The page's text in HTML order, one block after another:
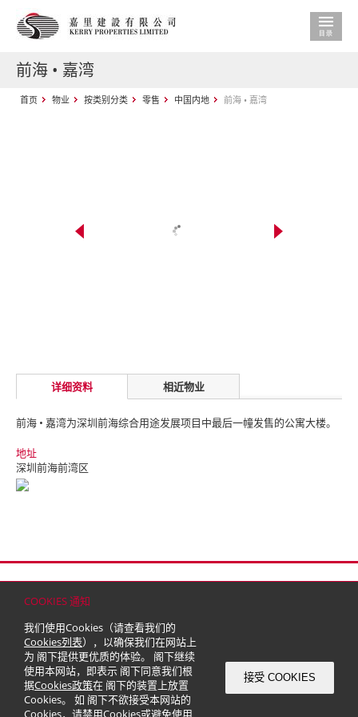
COOKIES 通知
我们使用Cookies（请查看我们的
Cookies列表），以确保我们在网站上
为 阁下提供更优质的体验。 阁下继续
使用本网站，即表示 阁下同意我们根
据Cookies政策在 阁下的装置上放置
Cookies。 如 阁下不欲接受本网站的
Cookies，请禁用Cookies或避免使用
接受 COOKIES
前海 • 嘉湾
首页 物业 按类别分类 零售 中国内地 前海 • 嘉湾
详细资料 相近物业
前海 • 嘉湾为深圳前海综合用途发展项目中最后一幢发售的公寓大楼。
地址
深圳前海前湾区
© 2026 嘉里建设有限公司 (于百慕达注册成立之有限公司)